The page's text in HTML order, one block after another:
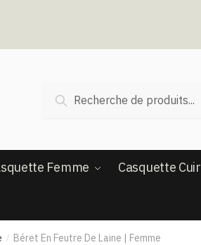
pour :
Recherche
Femme Casquette Cuir
/ Béret En Feutre De Laine | Femme